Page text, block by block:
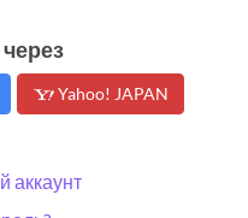
Yahoo! JAPAN
аккаунт